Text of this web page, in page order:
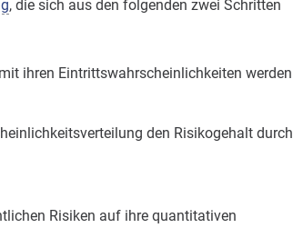
, die sich aus den folgenden zwei Schritten
ihren Eintrittswahrscheinlichkeiten werden
den Risikogehalt durch
Risiken auf ihre quantitativen